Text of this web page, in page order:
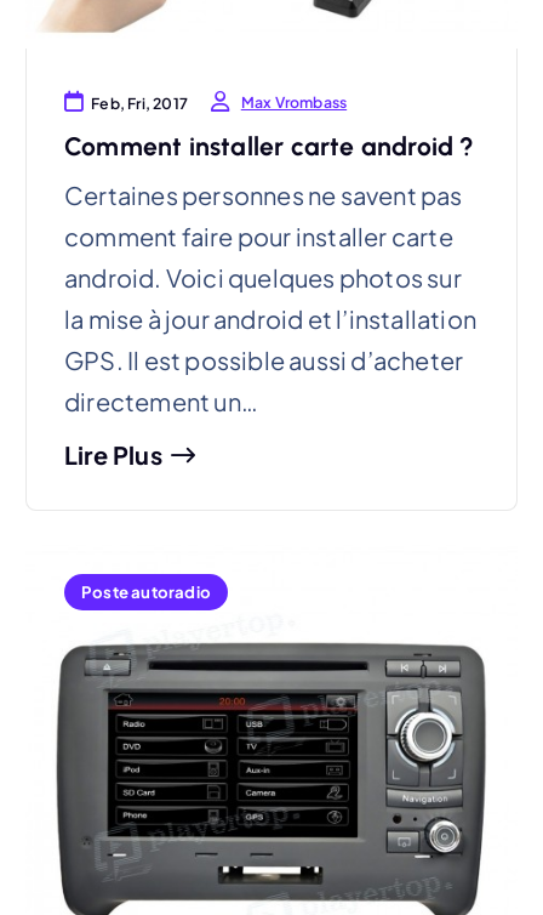
Feb, Fri, 2017 Max Vrombass
Comment installer carte android ?
Certaines personnes ne savent pas
comment faire pour installer carte
android. Voici quelques photos sur
la mise à jour android et l’installation
GPS. Il est possible aussi d’acheter
directement un…
Lire Plus
Poste autoradio